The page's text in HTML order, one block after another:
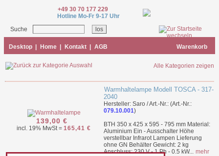
+49 30 70 177 229
Hotline Mo-Fr 9-17 Uhr
Suche
Desktop Home Kontakt AGB Warenkorb
Alle Kategorien zeigen
139,00 €
incl. 19% MwSt = 165,41 €
Warmhaltelampe Modell TOSCA - 317-
2040
Hersteller: Saro / Art.-Nr.: (Art.-Nr.:
079.10.001)
BTH 350 x 425 x 595 - 795 mm Material:
Aluminium Ein - Ausschalter Höhe
verstellbar Infrarot Lampen Lieferung
ohne GN Behälter Gewicht: 2 kg
Anschluss: 230 V - 1 Ph - 0.5 kW... mehr